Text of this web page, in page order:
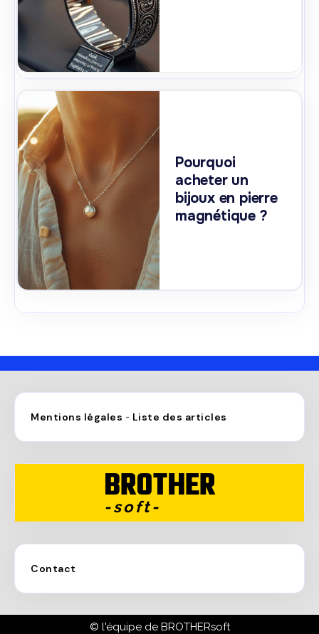
Pourquoi
acheter un
bijoux en pierre
magnétique ?
Mentions légales - Liste des articles
BROTHER
-soft-
Contact
© l'équipe de BROTHERsoft